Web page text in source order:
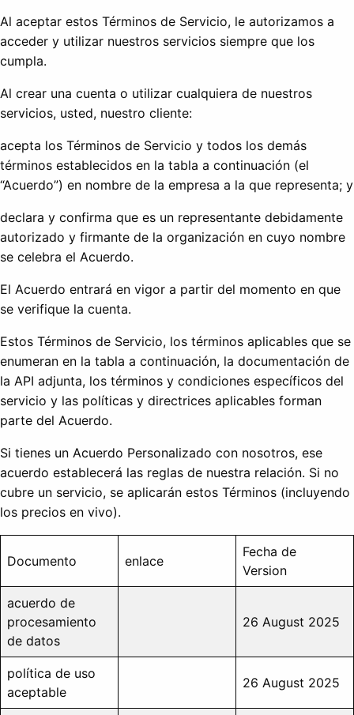
Al aceptar estos Términos de Servicio, le autorizamos a
acceder y utilizar nuestros servicios siempre que los
cumpla.
Al crear una cuenta o utilizar cualquiera de nuestros
servicios, usted, nuestro cliente:
acepta los Términos de Servicio y todos los demás
términos establecidos en la tabla a continuación (el
“Acuerdo”) en nombre de la empresa a la que representa; y
declara y confirma que es un representante debidamente
autorizado y firmante de la organización en cuyo nombre
se celebra el Acuerdo.
El Acuerdo entrará en vigor a partir del momento en que
se verifique la cuenta.
Estos Términos de Servicio, los términos aplicables que se
enumeran en la tabla a continuación, la documentación de
la API adjunta, los términos y condiciones específicos del
servicio y las políticas y directrices aplicables forman
parte del Acuerdo.
Si tienes un Acuerdo Personalizado con nosotros, ese
acuerdo establecerá las reglas de nuestra relación. Si no
cubre un servicio, se aplicarán estos Términos (incluyendo
los precios en vivo).
Documento enlace
Fecha de
Version
acuerdo de
procesamiento
de datos
26 August 2025
política de uso
aceptable
26 August 2025